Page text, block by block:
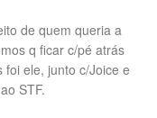
de quem queria a
q ficar c/pé atrás
ele, junto c/Joice e
STF.